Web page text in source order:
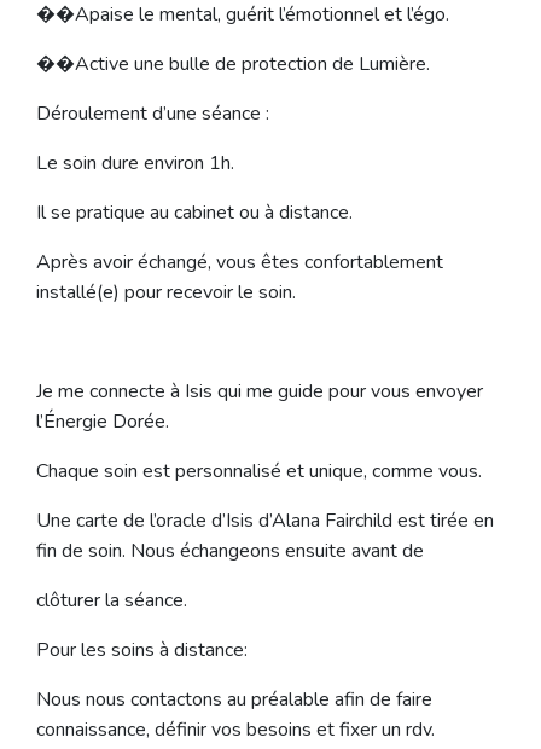
��Apaise le mental, guérit l’émotionnel et l’égo.
��Active une bulle de protection de Lumière.
Déroulement d’une séance :
Le soin dure environ 1h.
Il se pratique au cabinet ou à distance.
Après avoir échangé, vous êtes confortablement
installé(e) pour recevoir le soin.
Je me connecte à Isis qui me guide pour vous envoyer
l’Énergie Dorée.
Chaque soin est personnalisé et unique, comme vous.
Une carte de l’oracle d’Isis d’Alana Fairchild est tirée en
fin de soin. Nous échangeons ensuite avant de
clôturer la séance.
Pour les soins à distance:
Nous nous contactons au préalable afin de faire
connaissance, définir vos besoins et fixer un rdv.